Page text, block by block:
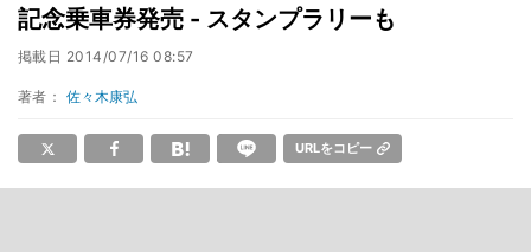
記念乗車券発売 - スタンプラリーも
掲載日 2014/07/16 08:57
著者： 佐々木康弘
URLをコピー